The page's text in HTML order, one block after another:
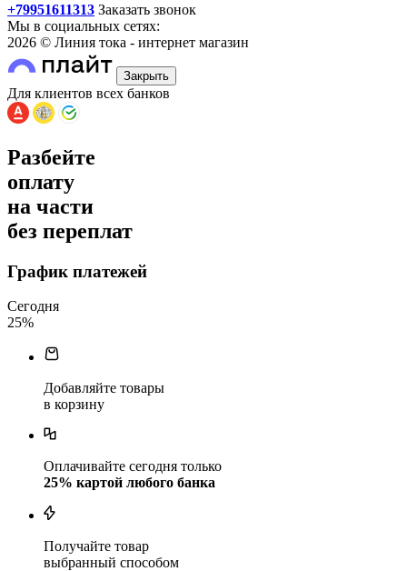
+79951611313 Заказать звонок
Мы в социальных сетях:
2026 © Линия тока - интернет магазин
Закрыть
Для клиентов всех банков
Разбейте
оплату
на части
без переплат
График платежей
Сегодня
25%
Добавляйте товары
в корзину
Оплачивайте сегодня только
25% картой любого банка
Получайте товар
выбранный способом